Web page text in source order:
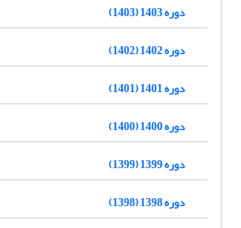
دوره 1403 (1403)
دوره 1402 (1402)
دوره 1401 (1401)
دوره 1400 (1400)
دوره 1399 (1399)
دوره 1398 (1398)